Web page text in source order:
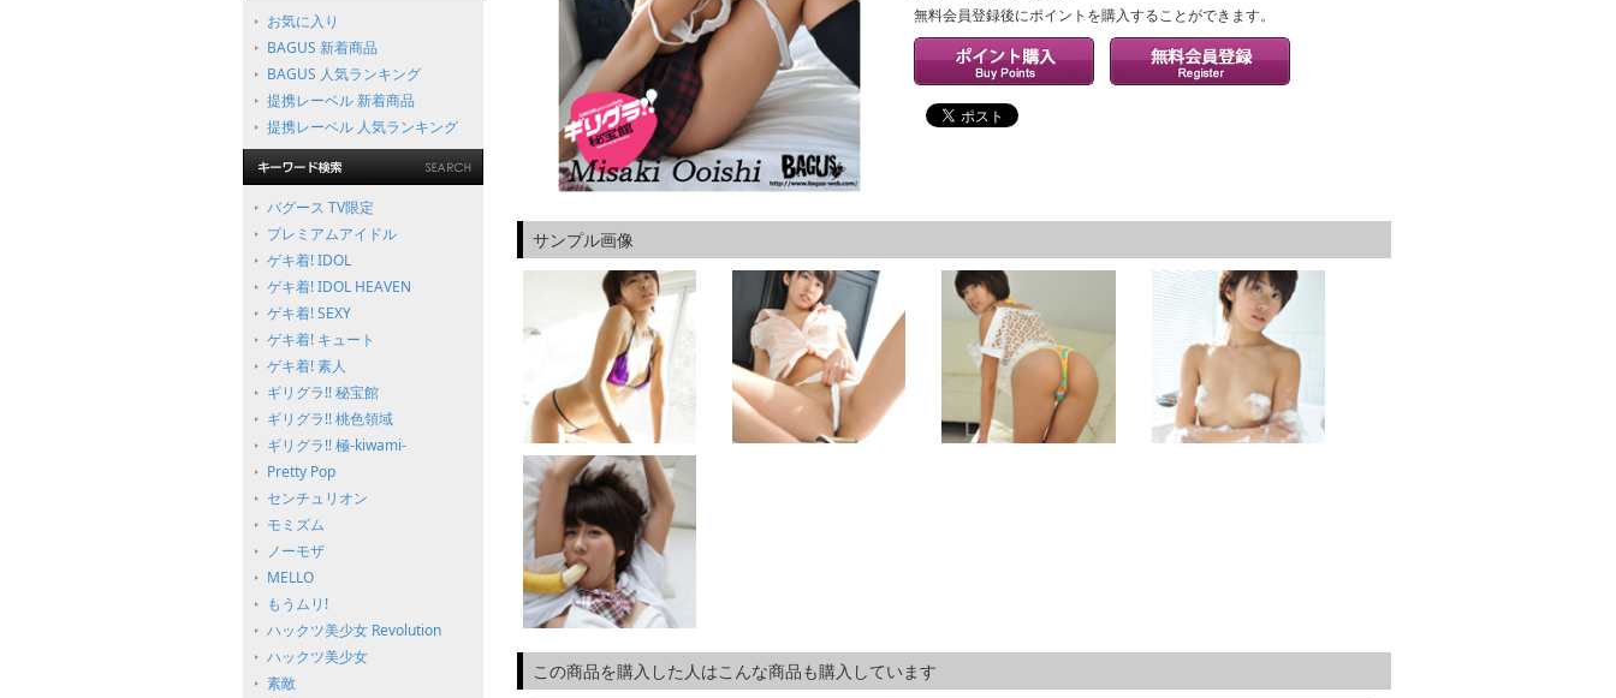
お気に入り
BAGUS 新着商品
BAGUS 人気ランキング
提携レーベル 新着商品
提携レーベル 人気ランキング
バグース TV限定
プレミアムアイドル
ゲキ着! IDOL
ゲキ着! IDOL HEAVEN
ゲキ着! SEXY
ゲキ着! キュート
ゲキ着! 素人
ギリグラ!! 秘宝館
ギリグラ!! 桃色領域
ギリグラ!! 極-kiwami-
Pretty Pop
センチュリオン
モミズム
ノーモザ
MELLO
もうムリ!
ハックツ美少女 Revolution
ハックツ美少女
素敵
無料会員登録後にポイントを購入することができます。
サンプル画像
この商品を購入した人はこんな商品も購入しています